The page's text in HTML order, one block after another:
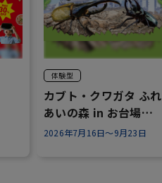
体験型
カブト・クワガタ ふれ
あいの森 in お台場
2026
2026年7月16日～9月23日